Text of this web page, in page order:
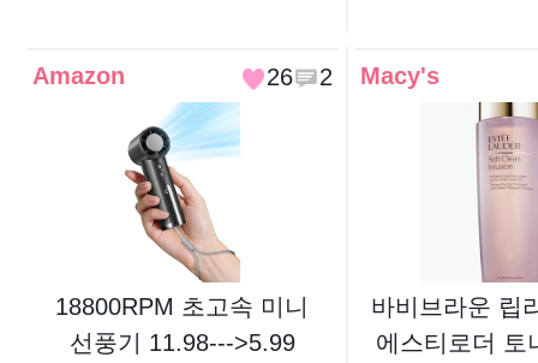
Amazon 26 2
18800RPM 초고속 미니
선풍기 11.98--->5.99
Macy's
바비브라운 립
에스티로더 토